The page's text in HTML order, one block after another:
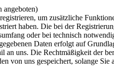
angeboten)
um zusätzliche
haben. Die bei der
oder bei technisch
Daten erfolgt auf
uns. Die Rechtmäßigkeit der
von uns gespeichert, solange